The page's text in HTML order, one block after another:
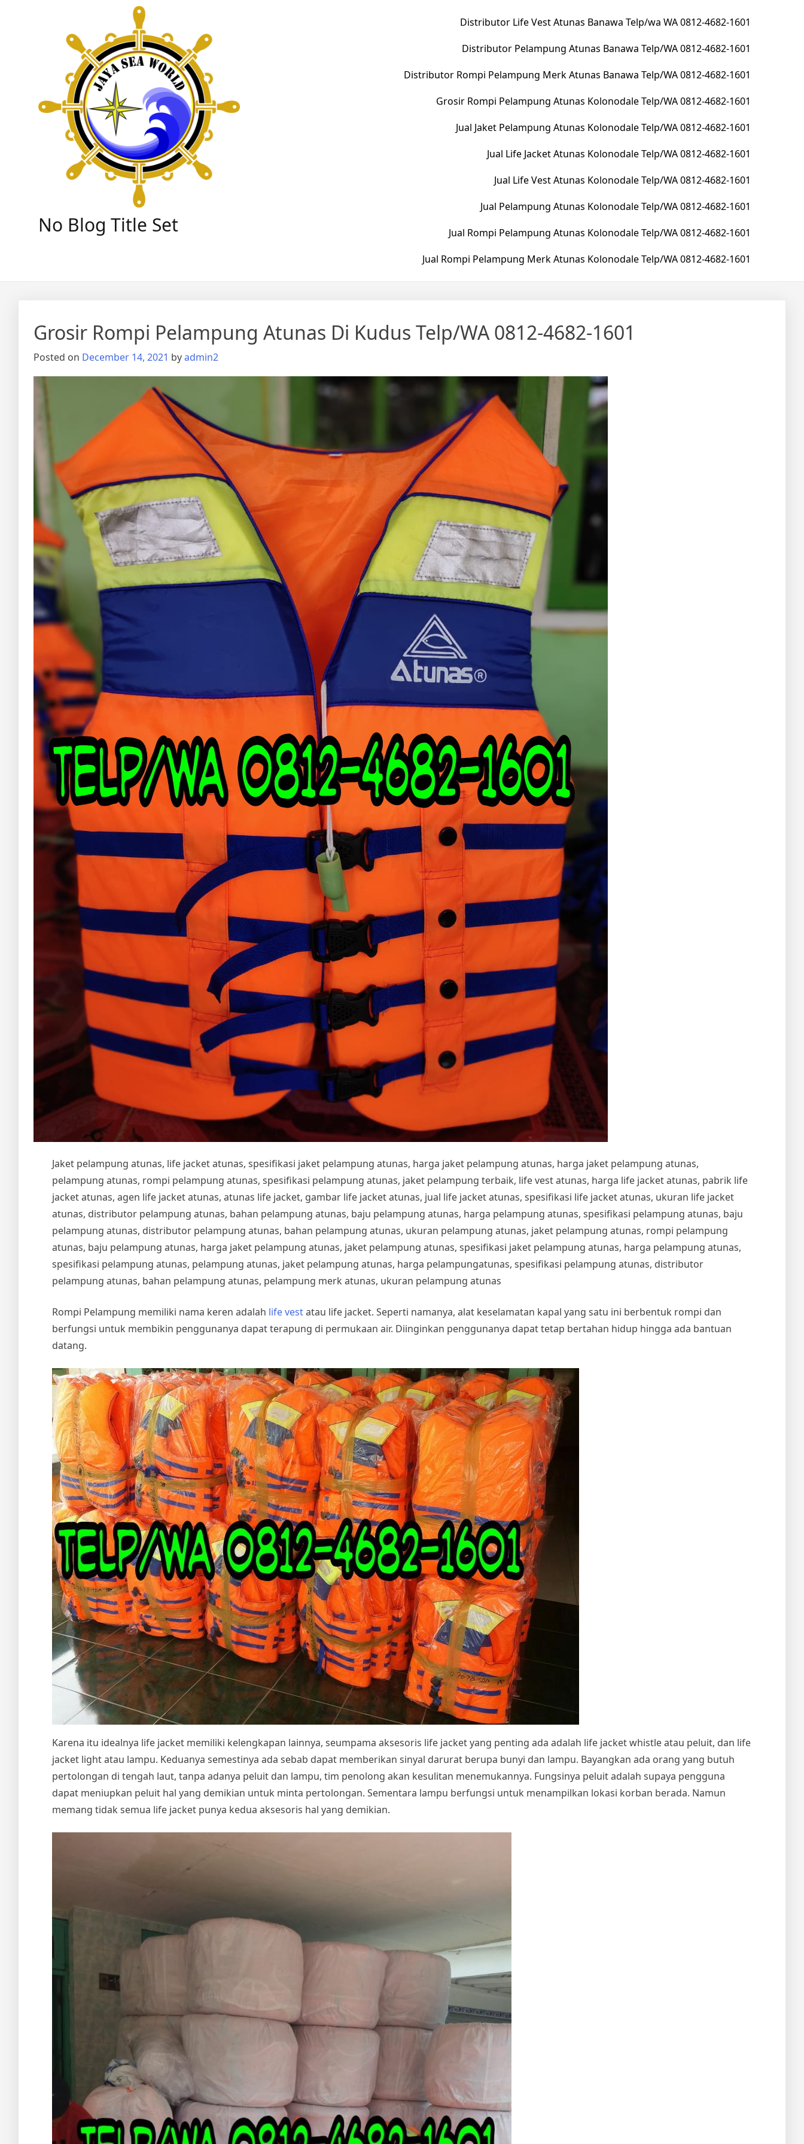
No Blog Title Set
Distributor Life Vest Atunas Banawa Telp/wa WA 0812-4682-1601
Distributor Pelampung Atunas Banawa Telp/WA 0812-4682-1601
Distributor Rompi Pelampung Merk Atunas Banawa Telp/WA 0812-4682-1601
Grosir Rompi Pelampung Atunas Kolonodale Telp/WA 0812-4682-1601
Jual Jaket Pelampung Atunas Kolonodale Telp/WA 0812-4682-1601
Jual Life Jacket Atunas Kolonodale Telp/WA 0812-4682-1601
Jual Life Vest Atunas Kolonodale Telp/WA 0812-4682-1601
Jual Pelampung Atunas Kolonodale Telp/WA 0812-4682-1601
Jual Rompi Pelampung Atunas Kolonodale Telp/WA 0812-4682-1601
Jual Rompi Pelampung Merk Atunas Kolonodale Telp/WA 0812-4682-1601
Grosir Rompi Pelampung Atunas Di Kudus Telp/WA 0812-4682-1601
Posted on December 14, 2021 byadmin2
Jaket pelampung atunas, life jacket atunas, spesifikasi jaket pelampung atunas, harga jaket pelampung atunas, harga jaket pelampung atunas,
pelampung atunas, rompi pelampung atunas, spesifikasi pelampung atunas, jaket pelampung terbaik, life vest atunas, harga life jacket atunas, pabrik life
jacket atunas, agen life jacket atunas, atunas life jacket, gambar life jacket atunas, jual life jacket atunas, spesifikasi life jacket atunas, ukuran life jacket
atunas, distributor pelampung atunas, bahan pelampung atunas, baju pelampung atunas, harga pelampung atunas, spesifikasi pelampung atunas, baju
pelampung atunas, distributor pelampung atunas, bahan pelampung atunas, ukuran pelampung atunas, jaket pelampung atunas, rompi pelampung
atunas, baju pelampung atunas, harga jaket pelampung atunas, jaket pelampung atunas, spesifikasi jaket pelampung atunas, harga pelampung atunas,
spesifikasi pelampung atunas, pelampung atunas, jaket pelampung atunas, harga pelampungatunas, spesifikasi pelampung atunas, distributor
pelampung atunas, bahan pelampung atunas, pelampung merk atunas, ukuran pelampung atunas
Rompi Pelampung memiliki nama keren adalah life vestatau life jacket. Seperti namanya, alat keselamatan kapal yang satu ini berbentuk rompi dan
berfungsi untuk membikin penggunanya dapat terapung di permukaan air. Diinginkan penggunanya dapat tetap bertahan hidup hingga ada bantuan
datang.
Karena itu idealnya life jacket memiliki kelengkapan lainnya, seumpama aksesoris life jacket yang penting ada adalah life jacket whistle atau peluit, dan life
jacket light atau lampu. Keduanya semestinya ada sebab dapat memberikan sinyal darurat berupa bunyi dan lampu. Bayangkan ada orang yang butuh
pertolongan di tengah laut, tanpa adanya peluit dan lampu, tim penolong akan kesulitan menemukannya. Fungsinya peluit adalah supaya pengguna
dapat meniupkan peluit hal yang demikian untuk minta pertolongan. Sementara lampu berfungsi untuk menampilkan lokasi korban berada. Namun
memang tidak semua life jacket punya kedua aksesoris hal yang demikian.